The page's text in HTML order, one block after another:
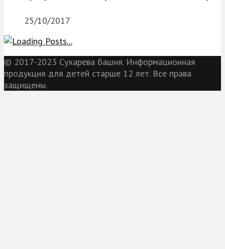
25/10/2017
© 2017-2023 Сухарева башня. Информационная
продукция для детей старше 12 лет. Все права
защищены.